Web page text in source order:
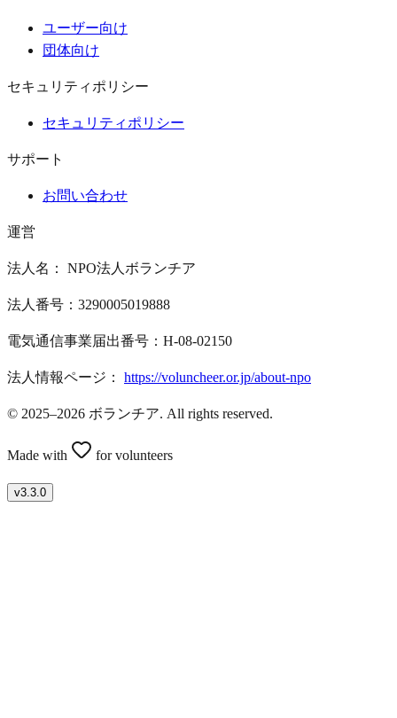
ユーザー向け
団体向け
セキュリティポリシー
セキュリティポリシー
サポート
お問い合わせ
運営
法人名： NPO法人ボランチア
法人番号：3290005019888
電気通信事業届出番号：H-08-02150
法人情報ページ： https://voluncheer.or.jp/about-npo
© 2025–2026 ボランチア. All rights reserved.
Made with for volunteers
v3.3.0